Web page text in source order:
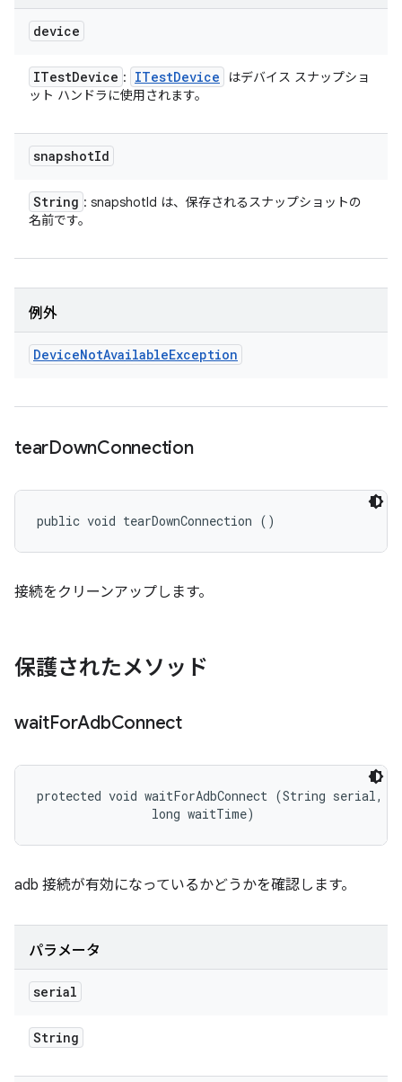
device
ITestDevice : ITestDevice
はデバイス スナップショ
ット ハンドラに使用されます。
snapshotId
String : snapshotId は、保存されるスナップショットの
名前です。
例外
DeviceNotAvailableException
tearDownConnection
public void tearDownConnection ()
接続をクリーンアップします。
保護されたメソッド
waitForAdbConnect
protected void waitForAdbConnect (String serial,
                long waitTime)
adb 接続が有効になっているかどうかを確認します。
パラメータ
serial
String